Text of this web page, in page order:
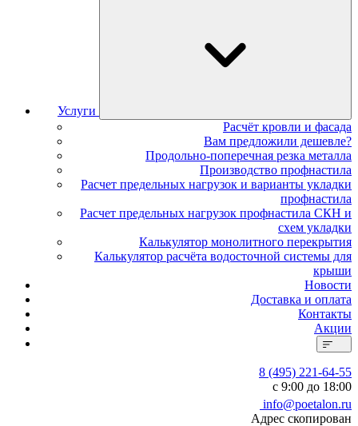
Услуги
Расчёт кровли и фасада
Вам предложили дешевле?
Продольно-поперечная резка металла
Производство профнастила
Расчет предельных нагрузок и варианты укладки
профнастила
Расчет предельных нагрузок профнастила СКН и
схем укладки
Калькулятор монолитного перекрытия
Калькулятор расчёта водосточной системы для
крыши
Новости
Доставка и оплата
Контакты
Акции
8 (495) 221-64-55
с 9:00 до 18:00
info@poetalon.ru
Адрес скопирован